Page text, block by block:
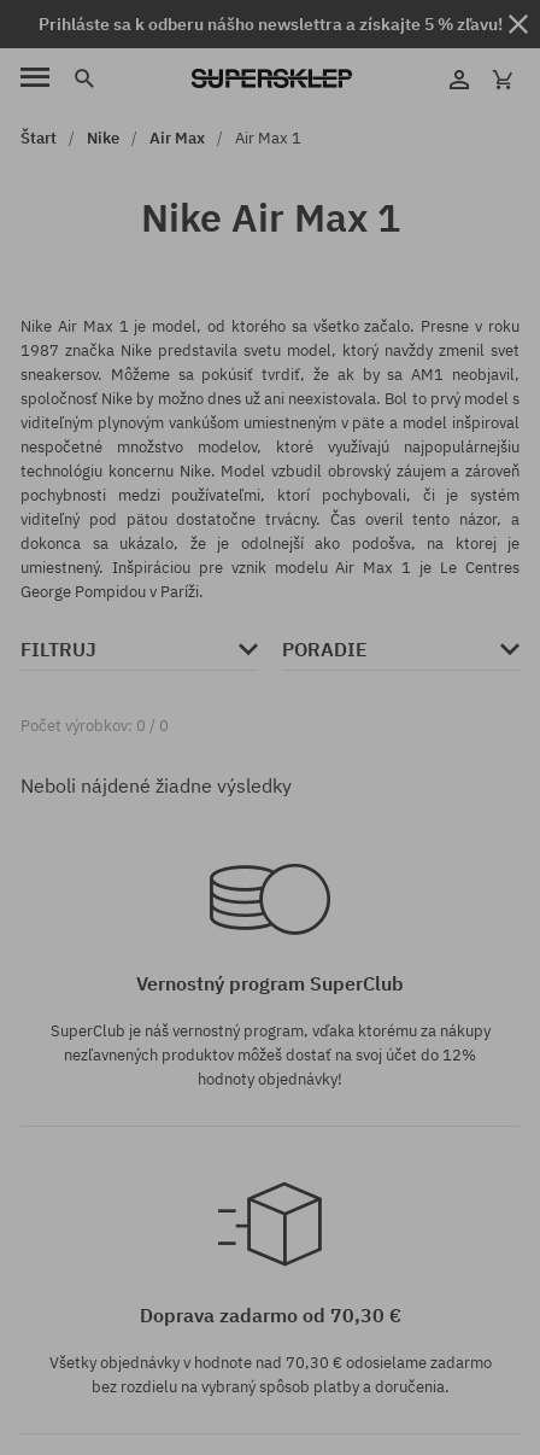
Prihláste sa k odberu nášho newslettra a získajte 5 % zľavu!
Štart Nike Air Max Air Max 1
Nike Air Max 1
Nike Air Max 1 je model, od ktorého sa všetko začalo. Presne v roku
1987 značka Nike predstavila svetu model, ktorý navždy zmenil svet
sneakersov. Môžeme sa pokúsiť tvrdiť, že ak by sa AM1 neobjavil,
spoločnosť Nike by možno dnes už ani neexistovala. Bol to prvý model s
viditeľným plynovým vankúšom umiestneným v päte a model inšpiroval
nespočetné množstvo modelov, ktoré využívajú najpopulárnejšiu
technológiu koncernu Nike. Model vzbudil obrovský záujem a zároveň
pochybnosti medzi používateľmi, ktorí pochybovali, či je systém
viditeľný pod pätou dostatočne trvácny. Čas overil tento názor, a
dokonca sa ukázalo, že je odolnejší ako podošva, na ktorej je
umiestnený. Inšpiráciou pre vznik modelu Air Max 1 je Le Centres
George Pompidou v Paríži.
FILTRUJ PORADIE
Počet výrobkov: 0 / 0
Neboli nájdené žiadne výsledky
Vernostný program SuperClub
SuperClub je náš vernostný program, vďaka ktorému za nákupy
nezľavnených produktov môžeš dostať na svoj účet do 12%
hodnoty objednávky!
Doprava zadarmo od 70,30 €
Všetky objednávky v hodnote nad 70,30 € odosielame zadarmo
bez rozdielu na vybraný spôsob platby a doručenia.